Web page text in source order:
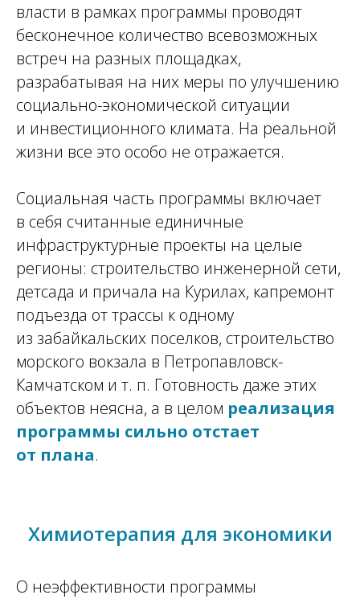
власти в рамках программы проводят
бесконечное количество всевозможных
встреч на разных площадках,
разрабатывая на них меры по улучшению
социально-экономической ситуации
и инвестиционного климата. На реальной
жизни все это особо не отражается.
Социальная часть программы включает
в себя считанные единичные
инфраструктурные проекты на целые
регионы: строительство инженерной сети,
детсада и причала на Курилах, капремонт
подъезда от трассы к одному
из забайкальских поселков, строительство
морского вокзала в Петропавловск-
Камчатском и т. п. Готовность даже этих
объектов неясна, а в целом реализация
программы сильно отстает
от плана.
Химиотерапия для экономики
О неэффективности программы